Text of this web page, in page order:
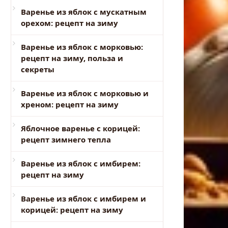
Варенье из яблок с мускатным
орехом: рецепт на зиму
Варенье из яблок с морковью:
рецепт на зиму, польза и
секреты
Варенье из яблок с морковью и
хреном: рецепт на зиму
Яблочное варенье с корицей:
рецепт зимнего тепла
Варенье из яблок с имбирем:
рецепт на зиму
Варенье из яблок с имбирем и
корицей: рецепт на зиму